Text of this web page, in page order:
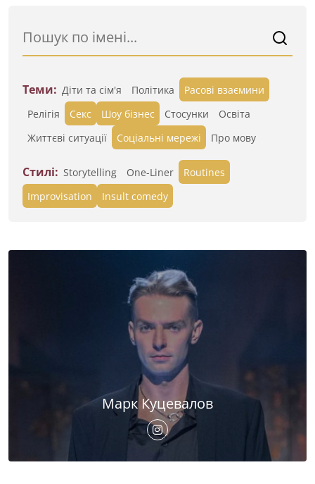
Теми: Діти та сім'я Політика
Расові взаємини
Релігія
Секс Шоу бізнес Стосунки
Освіта
Життєві ситуації
Cоціальні мережі Про мову
Стилі: Storytelling One-Liner
Routines
Improvisation
Insult comedy
Марк Куцевалов